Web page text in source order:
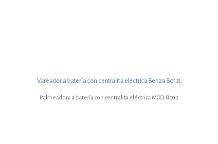
Vareador a batería con centralita eléctrica Benza B012L
Palmeadora a batería con centralita eléctrica MOD. B012